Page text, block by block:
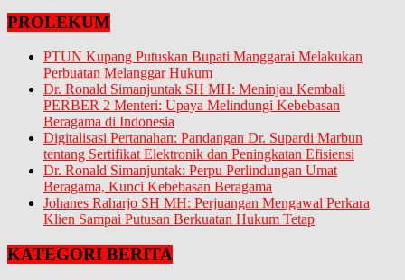
PROLEKUM
PTUN Kupang Putuskan Bupati Manggarai Melakukan
Perbuatan Melanggar Hukum
Dr. Ronald Simanjuntak SH MH: Meninjau Kembali
PERBER 2 Menteri: Upaya Melindungi Kebebasan
Beragama di Indonesia
Digitalisasi Pertanahan: Pandangan Dr. Supardi Marbun
tentang Sertifikat Elektronik dan Peningkatan Efisiensi
Dr. Ronald Simanjuntak: Perpu Perlindungan Umat
Beragama, Kunci Kebebasan Beragama
Johanes Raharjo SH MH: Perjuangan Mengawal Perkara
Klien Sampai Putusan Berkuatan Hukum Tetap
KATEGORI BERITA